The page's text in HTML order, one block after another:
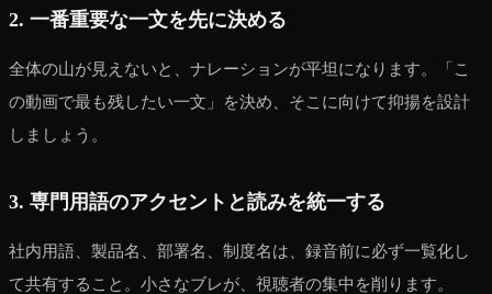
2. 一番重要な一文を先に決める
全体の山が見えないと、ナレーションが平坦になります。「こ
の動画で最も残したい一文」を決め、そこに向けて抑揚を設計
しましょう。
3. 専門用語のアクセントと読みを統一する
社内用語、製品名、部署名、制度名は、録音前に必ず一覧化し
て共有すること。小さなブレが、視聴者の集中を削ります。